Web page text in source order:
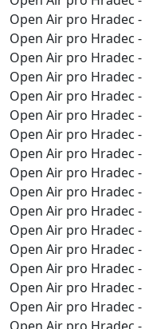
Open Air pro Hradec
Open Air pro Hradec
Open Air pro Hradec
Open Air pro Hradec
Open Air pro Hradec
Open Air pro Hradec
Open Air pro Hradec
Open Air pro Hradec
Open Air pro Hradec
Open Air pro Hradec
Open Air pro Hradec
Open Air pro Hradec
Open Air pro Hradec
Open Air pro Hradec
Open Air pro Hradec
Open Air pro Hradec